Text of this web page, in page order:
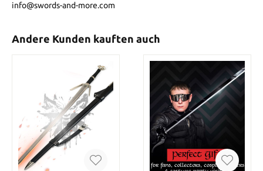
info@swords-and-more.com
Andere Kunden kauften auch